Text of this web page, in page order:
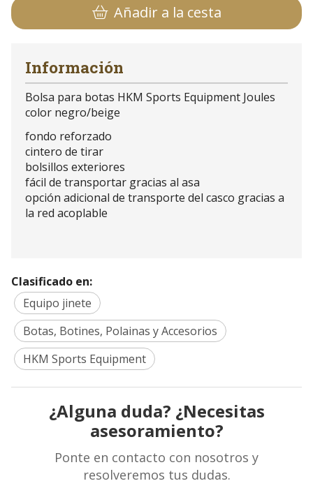
Añadir a la cesta
Información
Bolsa para botas HKM Sports Equipment Joules
color negro/beige
fondo reforzado
cintero de tirar
bolsillos exteriores
fácil de transportar gracias al asa
opción adicional de transporte del casco gracias a
la red acoplable
Clasificado en:
Equipo jinete
Botas, Botines, Polainas y Accesorios
HKM Sports Equipment
¿Alguna duda? ¿Necesitas
asesoramiento?
Ponte en contacto con nosotros y
resolveremos tus dudas.